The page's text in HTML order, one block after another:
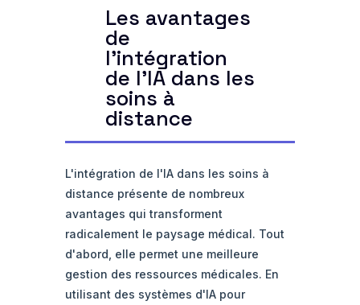
Les avantages
de
l'intégration
de l'IA dans les
soins à
distance
L'intégration de l'IA dans les soins à
distance présente de nombreux
avantages qui transforment
radicalement le paysage médical. Tout
d'abord, elle permet une meilleure
gestion des ressources médicales. En
utilisant des systèmes d'IA pour